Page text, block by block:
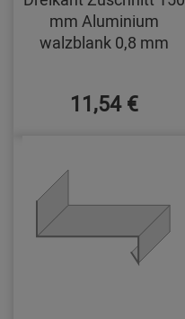
mm Aluminium
walzblank 0,8 mm
11,54 €